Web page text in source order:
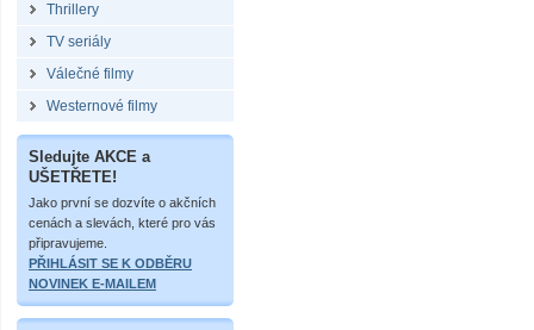
Thrillery
TV seriály
Válečné filmy
Westernové filmy
Sledujte AKCE a
UŠETŘETE!
Jako první se dozvíte o akčních
cenách a slevách, které pro vás
připravujeme.
PŘIHLÁSIT SE K ODBĚRU
NOVINEK E-MAILEM